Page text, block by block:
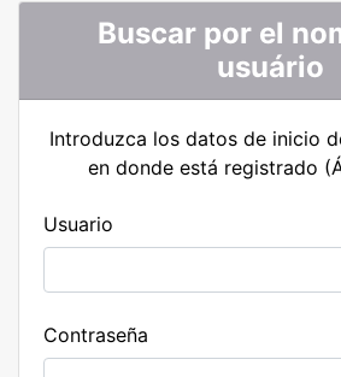
Buscar por el
usuário
Introduzca los datos de inicio
en donde está registrado
Usuario
Contraseña